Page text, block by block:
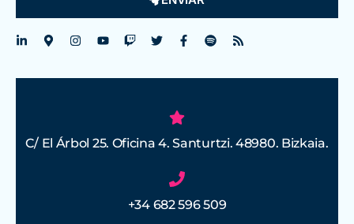
C/ El Árbol 25. Oficina 4. Santurtzi. 48980. Bizkaia.
+34 682 596 509